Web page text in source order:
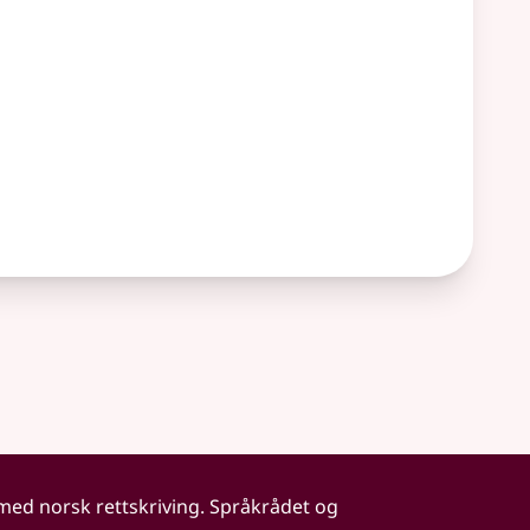
norsk rettskriving. Språkrådet og